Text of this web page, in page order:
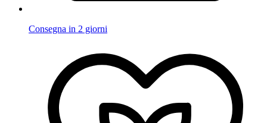
Consegna in 2 giorni